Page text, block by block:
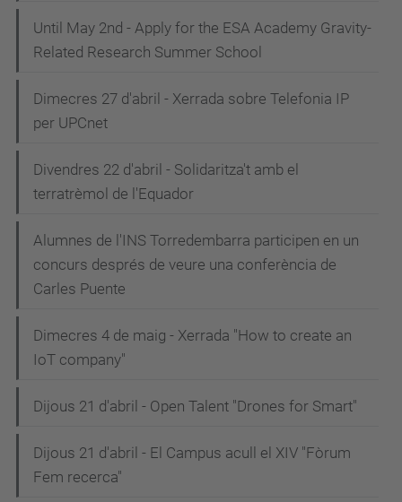
Until May 2nd - Apply for the ESA Academy Gravity-
Related Research Summer School
Dimecres 27 d'abril - Xerrada sobre Telefonia IP
per UPCnet
Divendres 22 d'abril - Solidaritza't amb el
terratrèmol de l'Equador
Alumnes de l'INS Torredembarra participen en un
concurs després de veure una conferència de
Carles Puente
Dimecres 4 de maig - Xerrada "How to create an
IoT company"
Dijous 21 d'abril - Open Talent "Drones for Smart"
Dijous 21 d'abril - El Campus acull el XIV "Fòrum
Fem recerca"